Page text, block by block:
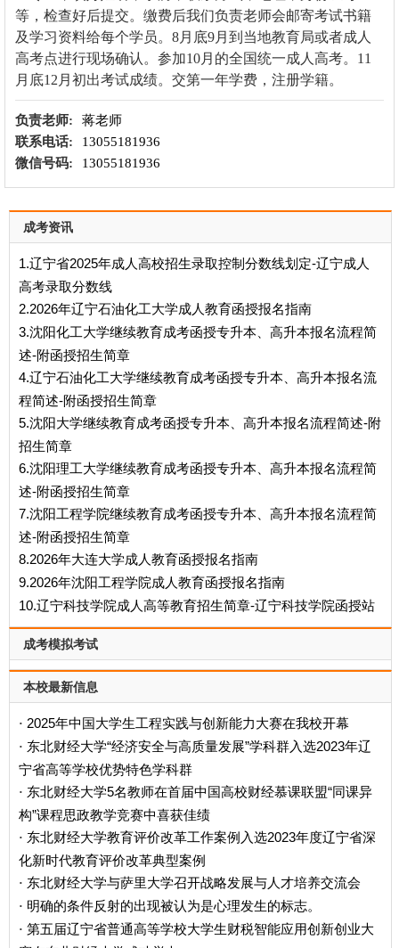
等，检查好后提交。缴费后我们负责老师会邮寄考试书籍
及学习资料给每个学员。8月底9月到当地教育局或者成人
高考点进行现场确认。参加10月的全国统一成人高考。11
月底12月初出考试成绩。交第一年学费，注册学籍。
负责老师:
蒋老师
联系电话:
13055181936
微信号码:
13055181936
成考资讯
1.辽宁省2025年成人高校招生录取控制分数线划定-辽宁成人
高考录取分数线
2.2026年辽宁石油化工大学成人教育函授报名指南
3.沈阳化工大学继续教育成考函授专升本、高升本报名流程简
述-附函授招生简章
4.辽宁石油化工大学继续教育成考函授专升本、高升本报名流
程简述-附函授招生简章
5.沈阳大学继续教育成考函授专升本、高升本报名流程简述-附
招生简章
6.沈阳理工大学继续教育成考函授专升本、高升本报名流程简
述-附函授招生简章
7.沈阳工程学院继续教育成考函授专升本、高升本报名流程简
述-附函授招生简章
8.2026年大连大学成人教育函授报名指南
9.2026年沈阳工程学院成人教育函授报名指南
10.辽宁科技学院成人高等教育招生简章-辽宁科技学院函授站
成考模拟考试
本校最新信息
· 2025年中国大学生工程实践与创新能力大赛在我校开幕
· 东北财经大学“经济安全与高质量发展”学科群入选2023年辽
宁省高等学校优势特色学科群
· 东北财经大学5名教师在首届中国高校财经慕课联盟“同课异
构”课程思政教学竞赛中喜获佳绩
· 东北财经大学教育评价改革工作案例入选2023年度辽宁省深
化新时代教育评价改革典型案例
· 东北财经大学与萨里大学召开战略发展与人才培养交流会
· 明确的条件反射的出现被认为是心理发生的标志。
· 第五届辽宁省普通高等学校大学生财税智能应用创新创业大